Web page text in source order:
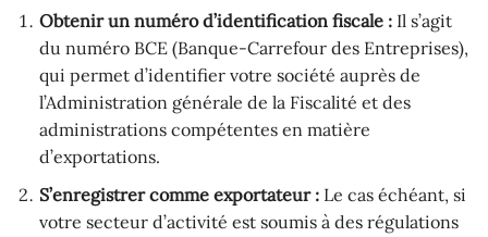
Obtenir un numéro d’identification fiscale :Il s’agit
du numéro BCE (Banque-Carrefour des Entreprises),
qui permet d’identifier votre société auprès de
l’Administration générale de la Fiscalité et des
administrations compétentes en matière
d’exportations.
S’enregistrer comme exportateur :Le cas échéant, si
votre secteur d’activité est soumis à des régulations